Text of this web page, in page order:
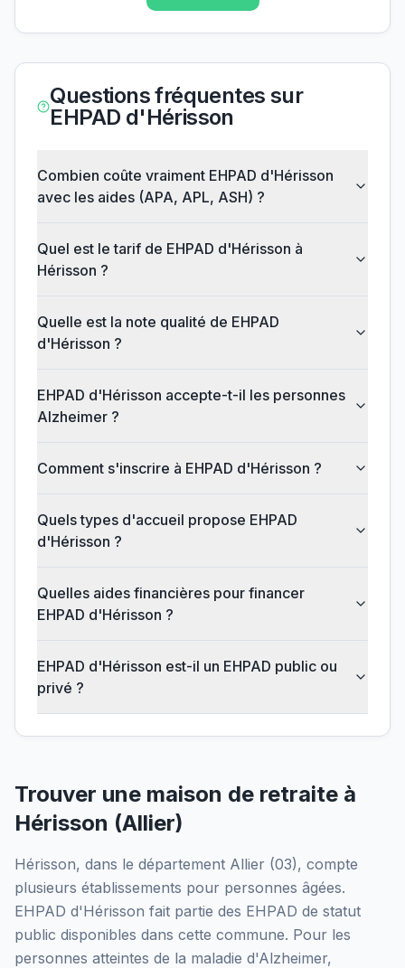
Questions fréquentes sur
EHPAD d'Hérisson
Combien coûte vraiment EHPAD d'Hérisson
avec les aides (APA, APL, ASH) ?
Quel est le tarif de EHPAD d'Hérisson à
Hérisson ?
Quelle est la note qualité de EHPAD
d'Hérisson ?
EHPAD d'Hérisson accepte-t-il les personnes
Alzheimer ?
Comment s'inscrire à EHPAD d'Hérisson ?
Quels types d'accueil propose EHPAD
d'Hérisson ?
Quelles aides financières pour financer
EHPAD d'Hérisson ?
EHPAD d'Hérisson est-il un EHPAD public ou
privé ?
Trouver une maison de retraite à
Hérisson (Allier)
Hérisson, dans le département Allier (03), compte
plusieurs établissements pour personnes âgées.
EHPAD d'Hérisson fait partie des EHPAD de statut
public disponibles dans cette commune. Pour les
personnes atteintes de la maladie d'Alzheimer,